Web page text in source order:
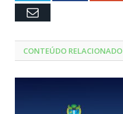
Email
CONTEÚDO RELACIONADO